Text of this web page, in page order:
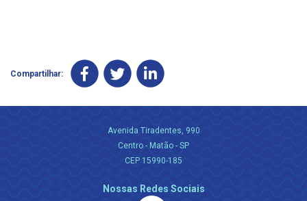
Compartilhar:
Avenida Tiradentes, 990
Centro - Matão - SP
CEP 15990-185
Nossas Redes Sociais